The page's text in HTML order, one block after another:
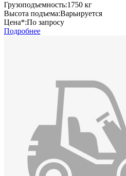
Грузоподъемность:1750 кг
Высота подъема:Варьируется
Цена*:По запросу
Подробнее